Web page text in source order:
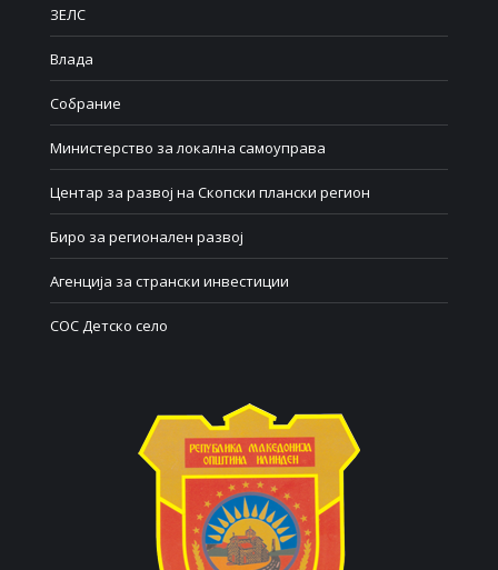
ЗЕЛС
Влада
Собрание
Министерство за локална самоуправа
Центар за развој на Скопски плански регион
Биро за регионален развој
Агенција за странски инвестиции
СОС Детско село